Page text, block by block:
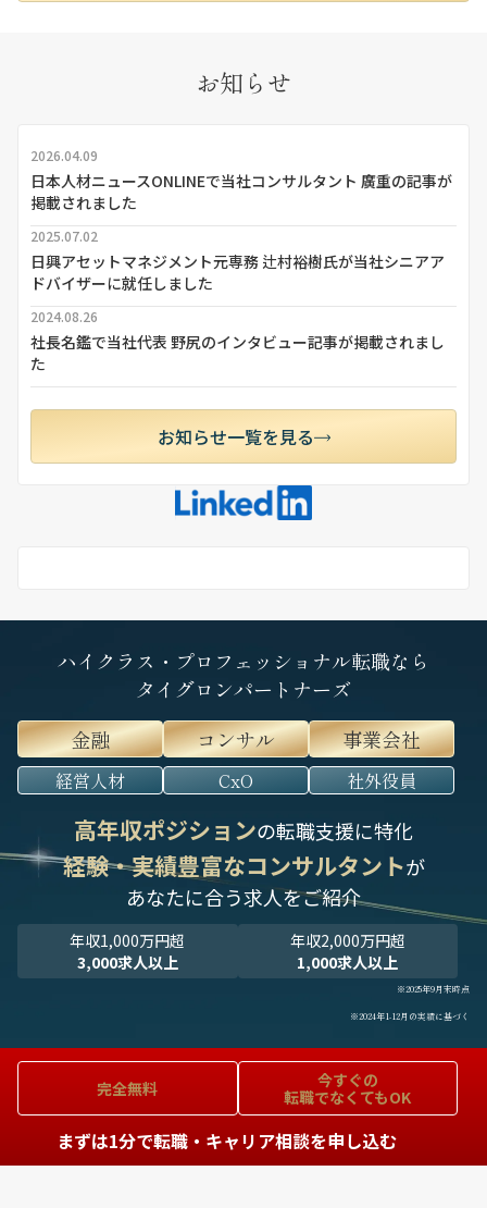
お知らせ
2026.04.09
日本人材ニュースONLINEで当社コンサルタント 廣重の記事が
掲載されました
2025.07.02
日興アセットマネジメント元専務 辻村裕樹氏が当社シニアア
ドバイザーに就任しました
2024.08.26
社長名鑑で当社代表 野尻のインタビュー記事が掲載されまし
た
お知らせ一覧を見る
ハイクラス・プロフェッショナル転職なら
タイグロンパートナーズ
金融
コンサル 事業会社
経営人材 CxO 社外役員
高年収ポジションの転職支援に特化
経験・実績豊富なコンサルタントが
あなたに合う求人をご紹介
年収1,000万円超
3,000求人以上
年収2,000万円超
1,000求人以上
※2025年9月末時点
※2024年1-12月の実績に基づく
完全無料
今すぐの
転職でなくてもOK
まずは1分で転職・キャリア相談を申し込む